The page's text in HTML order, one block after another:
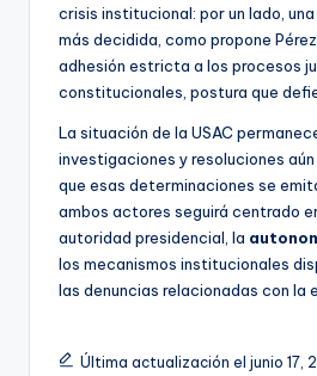
crisis institucional: por un lado,
más decidida, como propone
adhesión estricta a los procesos
constitucionales, postura que
La situación de la USAC
investigaciones y resoluciones
que esas determinaciones se
ambos actores seguirá centrado
autoridad presidencial, la
los mecanismos institucionales
las denuncias relacionadas con la
Última actualización el junio 17,